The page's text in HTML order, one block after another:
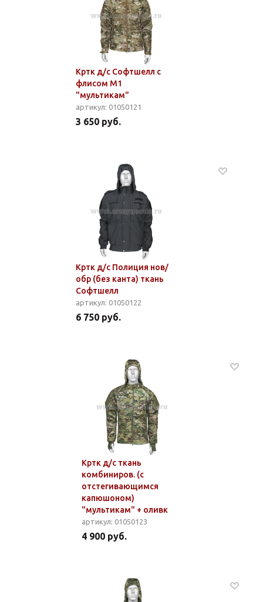
Кртк д/с Софтшелл с
флисом М1
"мультикам"
артикул: 01050121
3 650 руб.
Кртк д/с Полиция нов/
обр (без канта) ткань
Софтшелл
артикул: 01050122
6 750 руб.
Кртк д/с ткань
комбиниров. (с
отстегивающимся
капюшоном)
"мультикам" + оливк
артикул: 01050123
4 900 руб.